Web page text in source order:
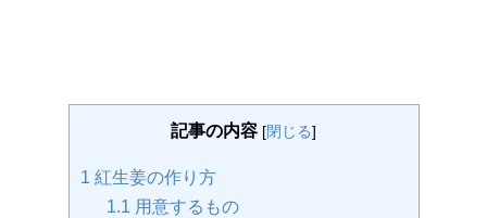
記事の内容 [閉じる]
1 紅生姜の作り方
1.1 用意するもの